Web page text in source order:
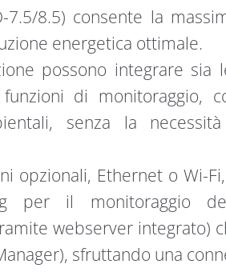
7.5/8.5) consente la
energetica ottimale.
possono integrare sia
di monitoraggio,
senza la
opzionali, Ethernet o Wi-
per il monitoraggio
webserver integrato)
sfruttando una